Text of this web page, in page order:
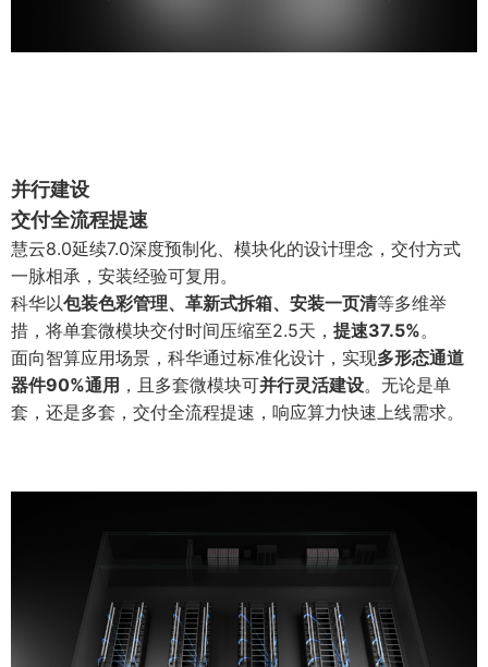
并行建设
交付全流程提速
慧云8.0延续7.0深度预制化、模块化的设计理念，交付方式
一脉相承，安装经验可复用。
科华以包装色彩管理、革新式拆箱、安装一页清等多维举
措，将单套微模块交付时间压缩至2.5天， 提速37.5%。
面向智算应用场景，科华通过标准化设计，实现多形态通道
器件90%通用 ，且多套微模块可并行灵活建设。无论是单
套，还是多套，交付全流程提速，响应算力快速上线需求。